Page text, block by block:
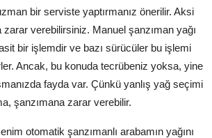
bir serviste yaptırmanız önerilir. Aksi
verebilirsiniz. Manuel şanzıman yağı
bir işlemdir ve bazı sürücüler bu işlemi
Ancak, bu konuda tecrübeniz yoksa, yine
fayda var. Çünkü yanlış yağ seçimi
şanzımana zarar verebilir.
otomatik şanzımanlı arabamın yağını